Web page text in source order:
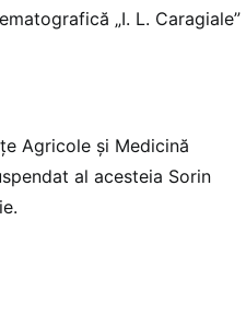
„I. L. Caragiale”
Agricole și Medicină
al acesteia Sorin